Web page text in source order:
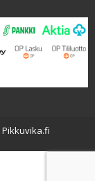
Pikkuvika.fi